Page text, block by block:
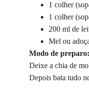
1 colher
1 colher
200 ml de
Mel ou
Modo de preparo:
Deixe a chia de
Depois bata tudo